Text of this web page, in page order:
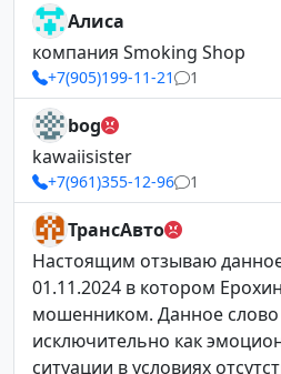
Алиса
компания Smoking Shop
+7(905)199-11-21 1
bog
kawaiisister
+7(961)355-12-96 1
ТрансАвто
Настоящим отзываю
01.11.2024 в котором
мошенником. Данное
исключительно как
ситуации в условиях